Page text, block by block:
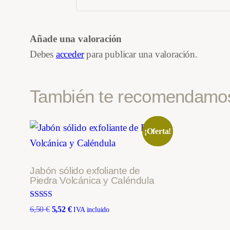
Añade una valoración
Debes accederpara publicar una valoración.
También te
¡Oferta!
Jabón sólido exfoliante de
Piedra Volcánica y Caléndula
Valorado con
5.00
6,50€ El
5,52 €ElIVA incluido